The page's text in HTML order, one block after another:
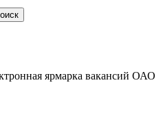
ярмарка вакансий ОАО